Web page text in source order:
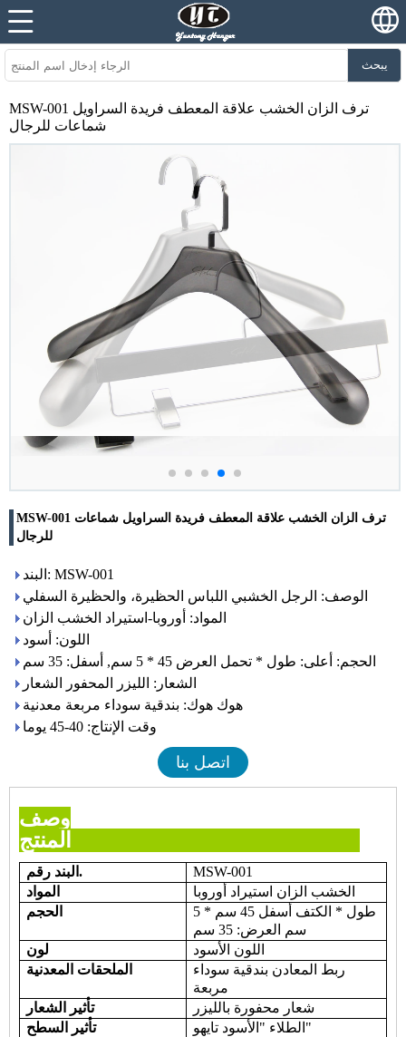
يبحث
MSW-001 ترف الزان الخشب علاقة المعطف فريدة السراويل
شماعات للرجال
MSW-001 ترف الزان الخشب علاقة المعطف فريدة السراويل شماعات
للرجال
البند: MSW-001
الوصف: الرجل الخشبي اللباس الحظيرة، والحظيرة السفلي
المواد: أوروبا-استيراد الخشب الزان
اللون: أسود
الحجم: أعلى: طول * تحمل العرض 45 * 5 سم, أسفل: 35 سم
الشعار: الليزر المحفور الشعار
هوك هوك: بندقية سوداء مربعة معدنية
وقت الإنتاج: 40-45 يوما
اتصل بنا
وصف
المنتج
البند رقم.
MSW-001
المواد
الخشب الزان استيراد أوروبا
الحجم
طول * الكتف أسفل 45 سم * 5
سم العرض: 35 سم
لون
اللون الأسود
الملحقات المعدنية
ربط المعادن بندقية سوداء
مربعة
تأثير الشعار
شعار محفورة بالليزر
تأثير السطح
الطلاء "الأسود تايهو"